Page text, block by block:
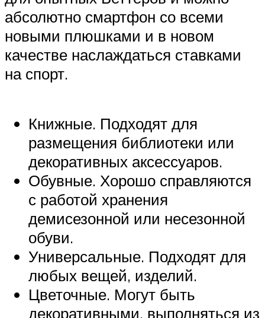
абсолютно смартфон со всеми
новыми плюшками и в новом
качестве наслаждаться ставками
на спорт.
Книжные. Подходят для
размещения библиотеки или
декоративных аксессуаров.
Обувные. Хорошо справляются
с работой хранения
демисезонной или несезонной
обуви.
Универсальные. Подходят для
любых вещей, изделий.
Цветочные. Могут быть
декоративными, выполняться из